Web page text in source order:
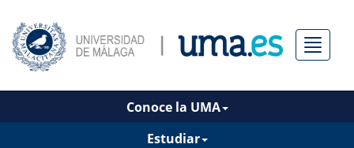
Menú
Conoce la UMA
Estudiar